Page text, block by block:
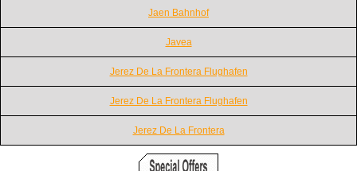
Jaen Bahnhof
Javea
Jerez De La Frontera Flughafen
Jerez De La Frontera Flughafen
Jerez De La Frontera